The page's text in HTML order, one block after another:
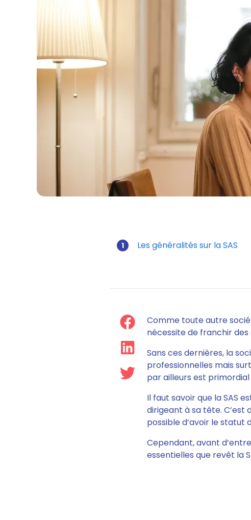
Les généralités sur la SAS
Comme toute autre
nécessite de franchir
Sans ces dernières, la
professionnelles mais
par ailleurs est
Il faut savoir que la SAS
dirigeant à sa tête. C’est
possible d’avoir le
Cependant, avant
essentielles que revêt la